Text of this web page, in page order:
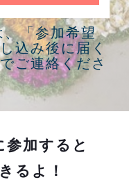
「参加希望
込み後に届く
ご連絡くださ
加すると
るよ！